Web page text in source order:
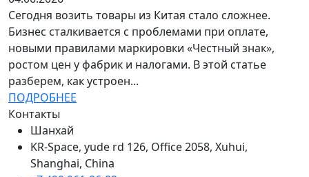
Сегодня возить товары из Китая стало сложнее.
Бизнес сталкивается с проблемами при оплате,
новыми правилами маркировки «Честный знак»,
ростом цен у фабрик и налогами. В этой статье
разберем, как устроен...
ПОДРОБНЕЕ
Контакты
Шанхай
KR-Space, yude rd 126, Office 2058, Xuhui,
Shanghai, China